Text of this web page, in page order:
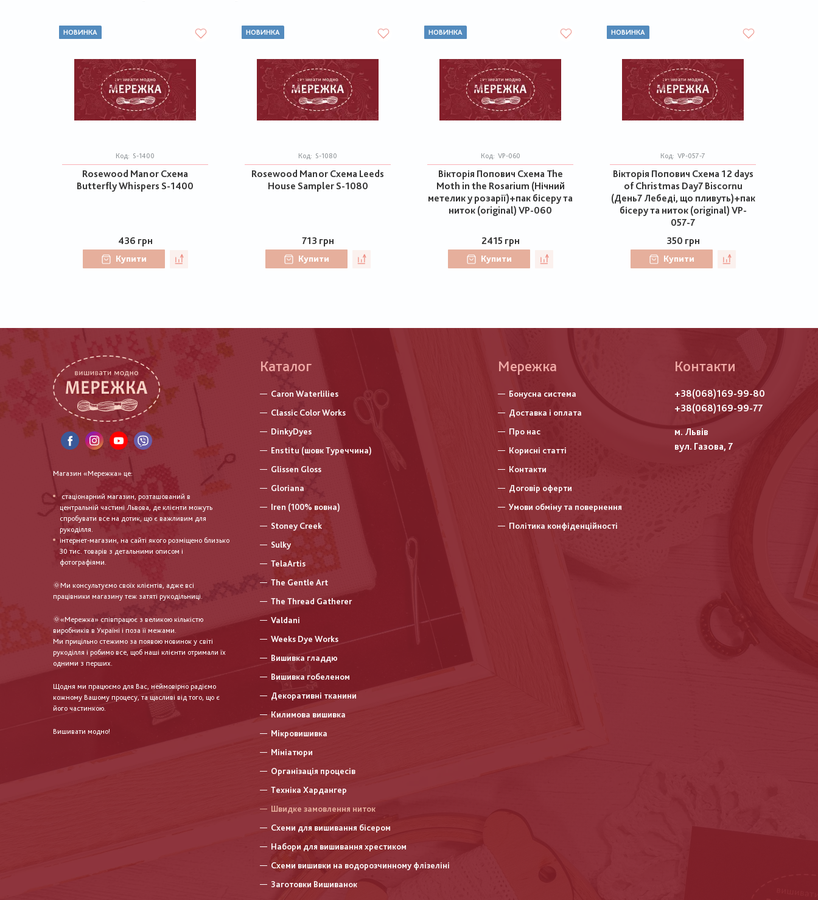
НОВИНКА
Код: S-1400
Rosewood Manor Схема
Butterfly Whispers S-1400
436 грн
Купити
НОВИНКА
Код: S-1080
Rosewood Manor Схема Leeds
House Sampler S-1080
713 грн
Купити
НОВИНКА
Код: VP-060
Вікторія Попович Схема The
Moth in the Rosarium (Нічний
метелик у розарії)+пак бісеру та
ниток (original) VP-060
2415 грн
Купити
НОВИНКА
Код: VP-057-7
Вікторія Попович Схема 12 days
of Christmas Day7 Biscornu
(День7 Лебеді, що пливуть)+пак
бісеру та ниток (original) VP-
057-7
350 грн
Купити
Магазин «Мережка» це:
стаціонарний магазин, розташований в
центральній частині Львова, де клієнти можуть
спробувати все на дотик, що є важливим для
рукоділля.
інтернет-магазин, на сайті якого розміщено близько
30 тис. товарів з детальними описом і
фотографіями.
🌞Ми консультуємо своїх клієнтів, адже всі
працівники магазину теж затяті рукодільниці.
🌞«Мережка» співпрацює з великою кількістю
виробників в Україні і поза її межами.
Ми прицільно стежимо за появою новинок у світі
рукоділля і робимо все, щоб наші клієнти отримали їх
одними з перших.
Щодня ми працюємо для Вас, неймовірно радіємо
кожному Вашому процесу, та щасливі від того, що є
його частинкою.
Вишивати модно!
Каталог
Caron Waterlilies
Classic Color Works
DinkyDyes
Enstitu (шовк Туреччина)
Glissen Gloss
Gloriana
Iren (100% вовна)
Stoney Creek
Sulky
TelaArtis
The Gentle Art
The Thread Gatherer
Valdani
Weeks Dye Works
Вишивка гладдю
Вишивка гобеленом
Декоративні тканини
Килимова вишивка
Мікровишивка
Мініатюри
Організація процесів
Техніка Хардангер
Швидке замовлення ниток
Схеми для вишивання бісером
Набори для вишивання хрестиком
Схеми вишивки на водорозчинному флізеліні
Заготовки Вишиванок
Меню
нижнього
колонтитулу
Мережка
Бонусна система
Доставка і оплата
Про нас
Корисні статті
Контакти
Договір оферти
Умови обміну та повернення
Політика конфіденційності
Контакти
+38(068)169-99-80
+38(068)169-99-77
м. Львів
вул. Газова, 7